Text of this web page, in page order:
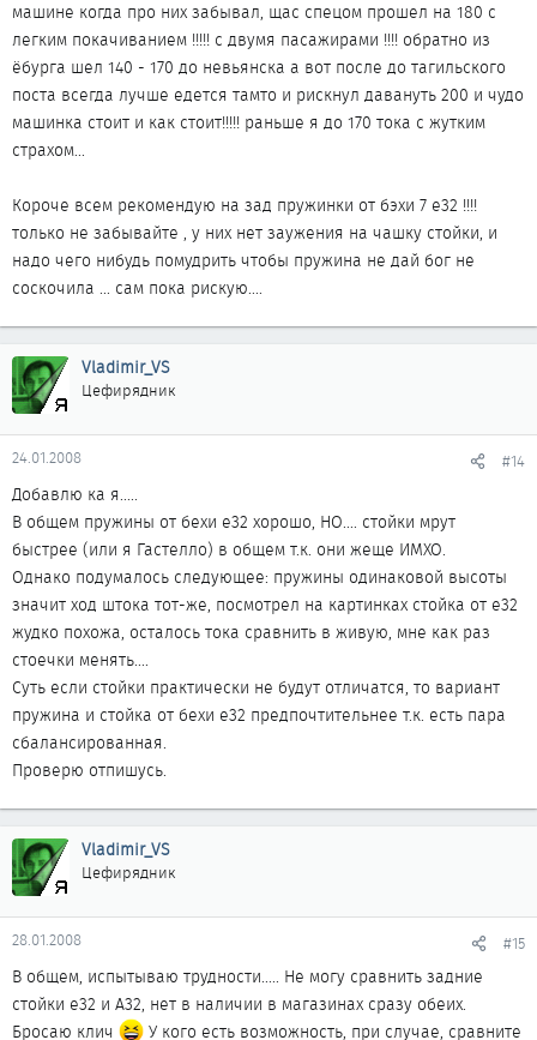
машине когда про них забывал, щас спецом прошел на 180 с
легким покачиванием !!!!! с двумя пасажирами !!!! обратно из
ёбурга шел 140 - 170 до невьянска а вот после до тагильского
поста всегда лучше едется тамто и рискнул давануть 200 и чудо
машинка стоит и как стоит!!!!! раньше я до 170 тока с жутким
страхом...
Короче всем рекомендую на зад пружинки от бэхи 7 е32 !!!!
только не забывайте , у них нет заужения на чашку стойки, и
надо чего нибудь помудрить чтобы пружина не дай бог не
соскочила ... сам пока рискую....
Vladimir_VS
Цефирядник
24.01.2008 #14
Добавлю ка я.....
В общем пружины от бехи е32 хорошо, НО.... стойки мрут
быстрее (или я Гастелло) в общем т.к. они жеще ИМХО.
Однако подумалось следующее: пружины одинаковой высоты
значит ход штока тот-же, посмотрел на картинках стойка от е32
жудко похожа, осталось тока сравнить в живую, мне как раз
стоечки менять....
Суть если стойки практически не будут отличатся, то вариант
пружина и стойка от бехи е32 предпочтительнее т.к. есть пара
сбалансированная.
Проверю отпишусь.
Vladimir_VS
Цефирядник
28.01.2008 #15
В общем, испытываю трудности..... Не могу сравнить задние
стойки e32 и A32, нет в наличии в магазинах сразу обеих.
Бросаю клич
У кого есть возможность, при случае, сравните